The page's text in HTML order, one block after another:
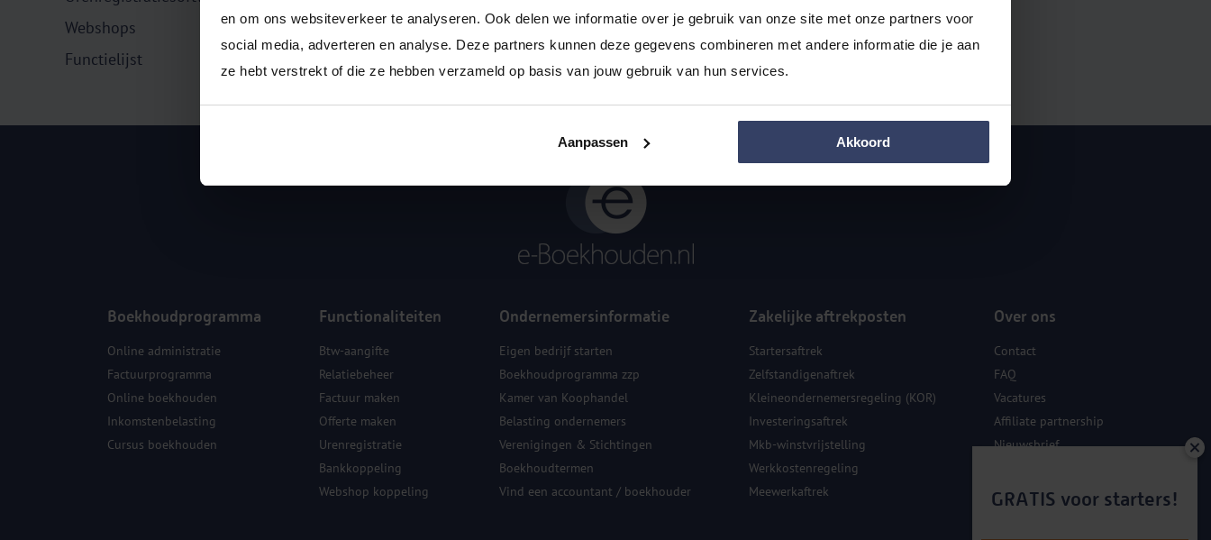
en om ons websiteverkeer te analyseren. Ook delen we informatie over je gebruik van onze site met onze partners voor
social media, adverteren en analyse. Deze partners kunnen deze gegevens combineren met andere informatie die je aan
ze hebt verstrekt of die ze hebben verzameld op basis van jouw gebruik van hun services.
Aanpassen Akkoord
Webshops
Functielijst
Boekhoudprogramma
Online administratie
Factuurprogramma
Online boekhouden
Inkomstenbelasting
Cursus boekhouden
Functionaliteiten
Btw-aangifte
Relatiebeheer
Factuur maken
Offerte maken
Urenregistratie
Bankkoppeling
Webshop koppeling
Ondernemersinformatie
Eigen bedrijf starten
Boekhoudprogramma zzp
Kamer van Koophandel
Belasting ondernemers
Verenigingen & Stichtingen
Boekhoudtermen
Vind een accountant / boekhouder
Zakelijke aftrekposten
Startersaftrek
Zelfstandigenaftrek
Kleineondernemersregeling (KOR)
Investeringsaftrek
Mkb-winstvrijstelling
Werkkostenregeling
Meewerkaftrek
Over ons
Contact
FAQ
Vacatures
Affiliate partnership
Nieuwsbrief
GRATIS voor starters!